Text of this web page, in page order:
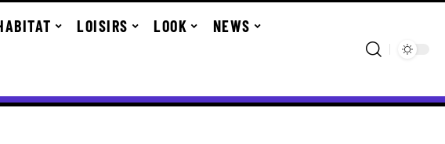
LOISIRS LOOK NEWS